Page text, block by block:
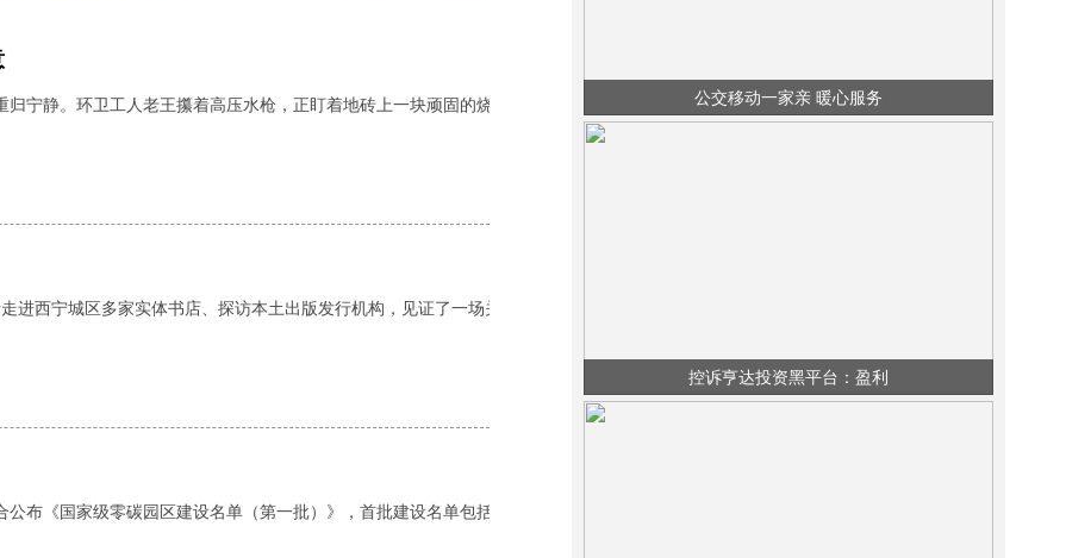
静。环卫工人老王攥着高压水枪，正盯着地砖上一块顽固的烧烤油污。水花飞溅，老王抹了一把脸上的汗嘟囔着：这油乎乎的，如果不连夜冲
西宁城区多家实体书店、探访本土出版发行机构，见证了一场关于阅读的悄然变化。 今年2月，《全民阅读促进条例》正式施行，这也意味
布《国家级零碳园区建设名单（第一批）》，首批建设名单包括天津经济技术开发区、江苏盐城大丰港经济开发区等52个园区。零碳园区有何特
公交移动一家亲 暖心服务
控诉亨达投资黑平台：盈利